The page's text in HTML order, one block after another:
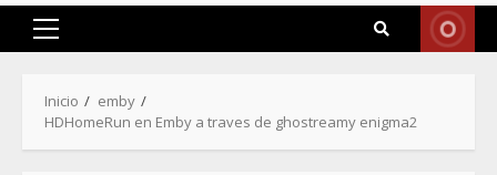
Menú
Inicio
emby
HDHomeRun en Emby a traves de ghostreamy enigma2